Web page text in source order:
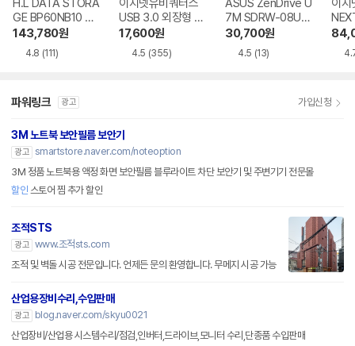
H.L DATA STORA
GE BP60NB10 블
루레이 외장ODD
143,780원
4.8 (111)
이지넷유비쿼터스
USB 3.0 외장형 D
VD-RW NEXT-20
0DVD-RW
17,600원
4.5 (355)
ASUS ZenDrive U
7M SDRW-08U7
M-U-B
30,700원
4.5 (13)
이지
BR
파워링크 광고 가입신청
3M 노트북 보안필름 보안기
광고 smartstore.naver.com/noteoption
3M 정품 노트북용 액정 화면 보안필름 블루라이트 차단 보안기 및 주변기기 전문몰
할인 스토어 찜 추가 할인
조적STS
광고 www.조적sts.com
조적 및 벽돌 시공 전문입니다. 언제든 문의 환영합니다. 무메지 시공 가능
산업용장비수리,수입판매
광고
blog.naver.com/skyu0021
산업장비/산업용 시스템수리/점검,인버터,드라이브,모니터 수리,단종품 수입판매